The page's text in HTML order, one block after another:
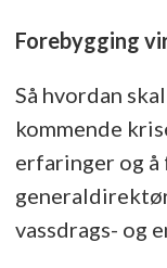
Forebygging
Så hvordan
kommende
erfaringer og
vassdrags- og